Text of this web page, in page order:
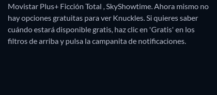
Movistar Plus+ Ficción Total , SkyShowtime.Ahora mismo no
hay opciones gratuitas para ver Knuckles. Si quieres saber
cuándo estará disponible gratis, haz clic en 'Gratis' en los
filtros de arriba y pulsa la campanita de notificaciones.